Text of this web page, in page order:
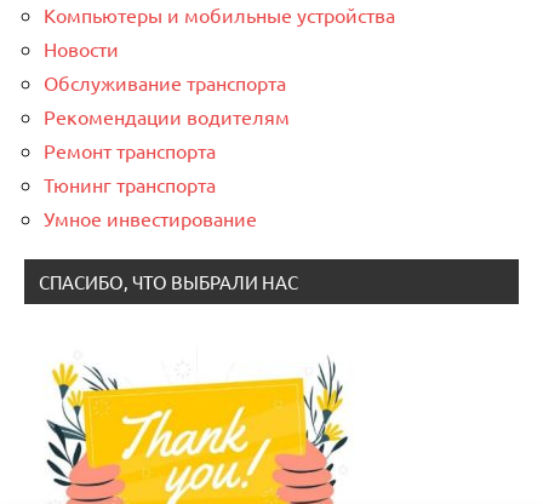
Компьютеры и мобильные устройства
Новости
Обслуживание транспорта
Рекомендации водителям
Ремонт транспорта
Тюнинг транспорта
Умное инвестирование
СПАСИБО, ЧТО ВЫБРАЛИ НАС